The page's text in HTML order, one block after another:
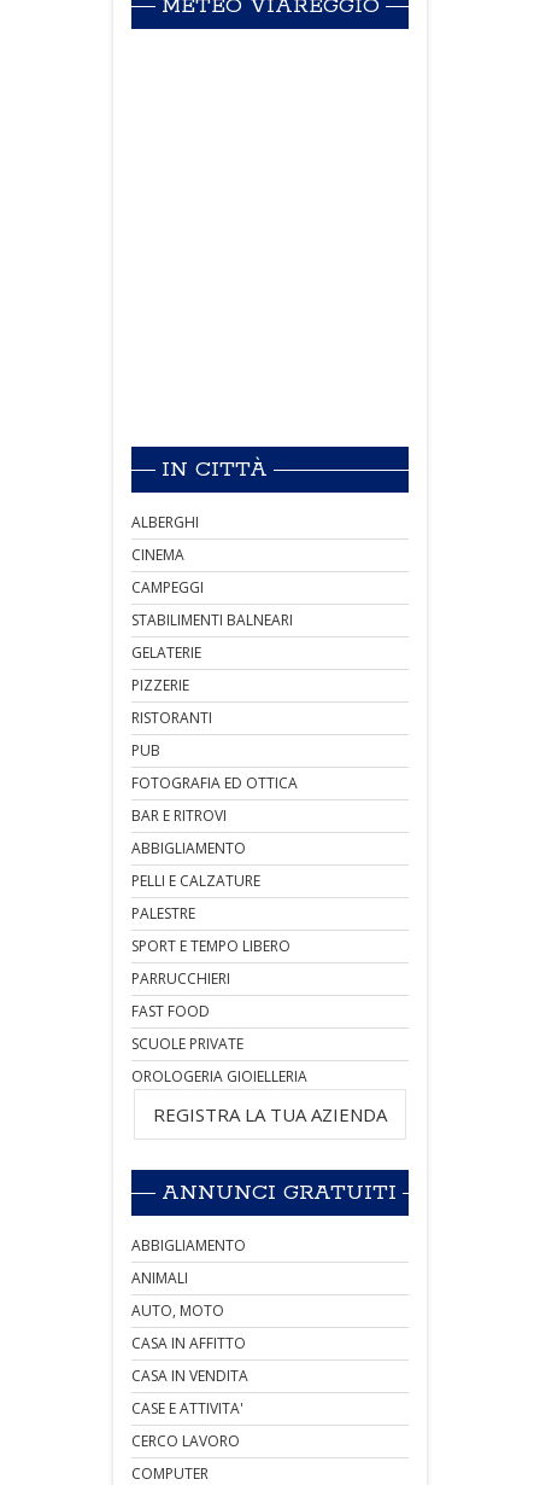
METEO VIAREGGIO
IN CITTÀ
ALBERGHI
CINEMA
CAMPEGGI
STABILIMENTI BALNEARI
GELATERIE
PIZZERIE
RISTORANTI
PUB
FOTOGRAFIA ED OTTICA
BAR E RITROVI
ABBIGLIAMENTO
PELLI E CALZATURE
PALESTRE
SPORT E TEMPO LIBERO
PARRUCCHIERI
FAST FOOD
SCUOLE PRIVATE
OROLOGERIA GIOIELLERIA
REGISTRA LA TUA AZIENDA
ANNUNCI GRATUITI
ABBIGLIAMENTO
ANIMALI
AUTO, MOTO
CASA IN AFFITTO
CASA IN VENDITA
CASE E ATTIVITA'
CERCO LAVORO
COMPUTER